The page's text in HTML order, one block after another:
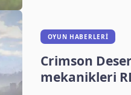
OYUN HABERLERI
Crimson
mekanikleri